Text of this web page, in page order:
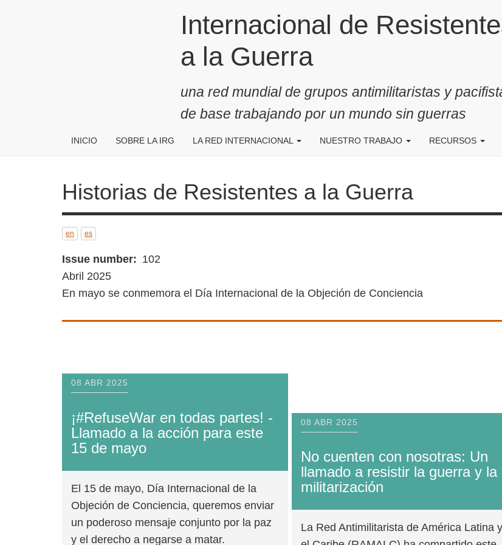
Internacional de Resistentes a la
Guerra
una red mundial de grupos antimilitaristas y
de base trabajando por un mundo sin guerras
INICIO SOBRE LA IRG LA RED INTERNACIONAL NUESTRO TRABAJO RECURSOS
Historias de Resistentes a la Guerra
en es
Issue number
102
Abril 2025
En mayo se conmemora el Día Internacional de la Objeción de Conciencia
mayo
El 15 de mayo, Día Internacional de la
Objeción de Conciencia, queremos
enviar un poderoso mensaje conjunto
por la paz y el derecho a negarse a
conflicto armado global, es más
importante que nunca promover el
debate público sobre el reclutamiento,
08 ABR 2025
compartido este llamado internacional
de Conciencia. Es una invitación a
rechazar la militarización y la guerra,
negándose a ser parte de sistemas
construidos sobre la violencia y la
explotación. Con nosotras no